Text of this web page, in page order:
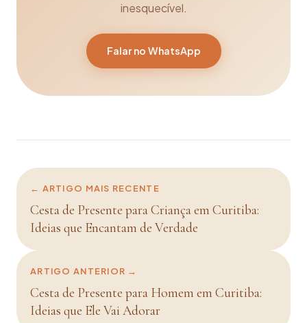
inesquecível.
Falar no WhatsApp
← ARTIGO MAIS RECENTE
Cesta de Presente para Criança em Curitiba:
Ideias que Encantam de Verdade
ARTIGO ANTERIOR →
Cesta de Presente para Homem em Curitiba:
Ideias que Ele Vai Adorar